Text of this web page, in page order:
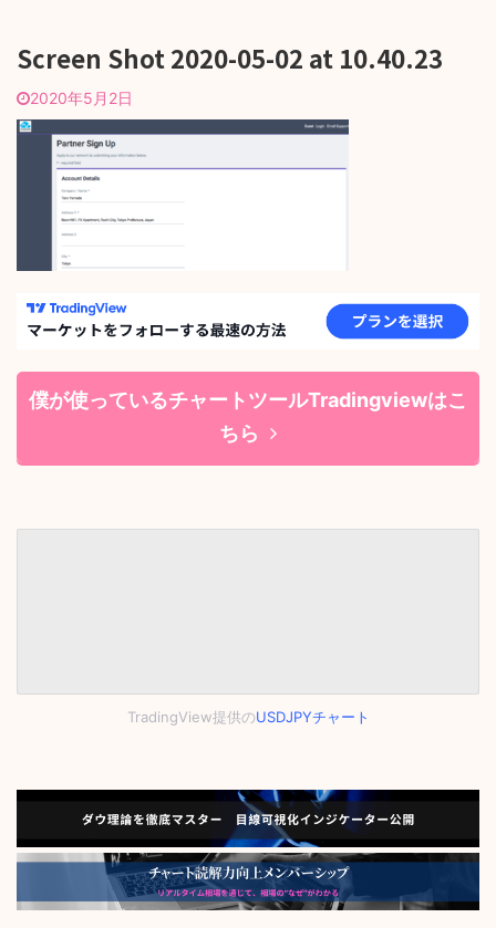
Screen Shot 2020-05-02 at 10.40.23
2020年5月2日
僕が使っているチャートツールTradingviewはこ
ちら
TradingView提供のUSDJPYチャート